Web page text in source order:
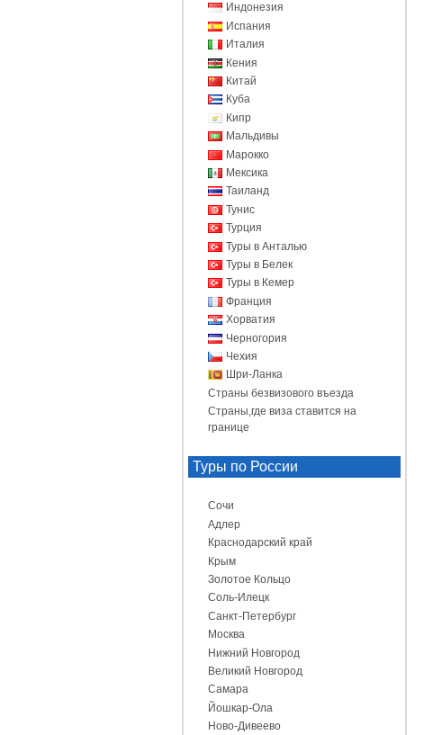
Индонезия
Испания
Италия
Кения
Китай
Куба
Кипр
Мальдивы
Марокко
Мексика
Таиланд
Тунис
Турция
Туры в Анталью
Туры в Белек
Туры в Кемер
Франция
Хорватия
Черногория
Чехия
Шри-Ланка
Страны безвизового въезда
Страны,где виза ставится на
границе
Туры по России
Сочи
Адлер
Краснодарский край
Крым
Золотое Кольцо
Соль-Илецк
Санкт-Петербург
Москва
Нижний Новгород
Великий Новгород
Самара
Йошкар-Ола
Ново-Дивеево